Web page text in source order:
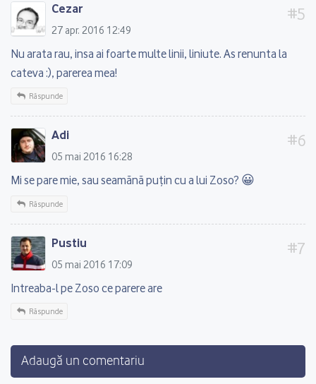
Cezar
27 apr. 2016 12:49
Nu arata rau, insa ai foarte multe linii, liniute. As renunta la
cateva :), parerea mea!
Răspunde
Adi
05 mai 2016 16:28
Mi se pare mie, sau seamănă puțin cu a lui Zoso? 😀
Răspunde
Pustiu
05 mai 2016 17:09
Intreaba-l pe Zoso ce parere are
Răspunde
Adaugă un comentariu